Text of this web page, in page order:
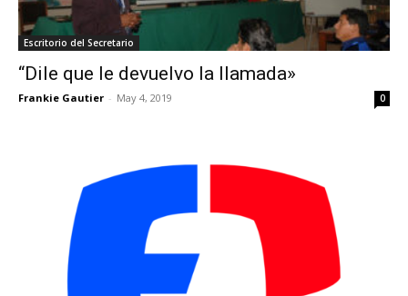
Escritorio del Secretario
“Dile que le devuelvo la llamada»
Frankie Gautier - May 4, 2019 0